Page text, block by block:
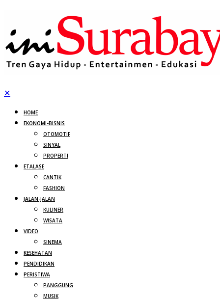
✕
HOME
EKONOMI-BISNIS
OTOMOTIF
SINYAL
PROPERTI
ETALASE
CANTIK
FASHION
JALAN-JALAN
KULINER
WISATA
VIDEO
SINEMA
KESEHATAN
PENDIDIKAN
PERISTIWA
PANGGUNG
MUSIK